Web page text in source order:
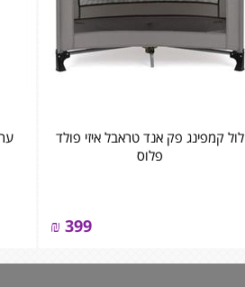
לול קמפינג פק אנד טראבל איזי פולד
פלוס
399
₪